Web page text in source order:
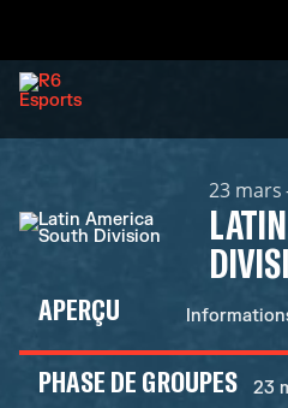
23 mars
APERÇU
PHASE DE GROUPES 23